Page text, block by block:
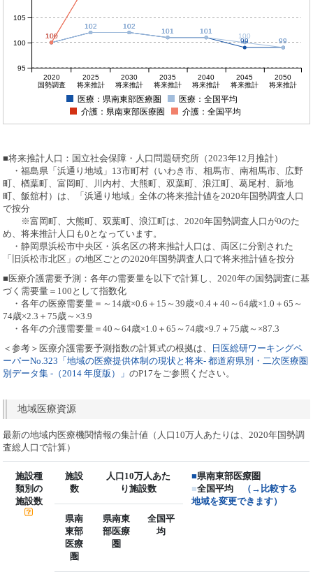
100
102 102
101
101
99
99
100
102 102
101 101
100
99
100
100
2020
国勢調査
2025
将来推計
2030
将来推計
2035
将来推計
2040
将来推計
2045
将来推計
2050
将来推計
100
95
105
医療：県南東部医療圏
医療：全国平均
介護：県南東部医療圏
介護：全国平均
■将来推計人口：国立社会保障・人口問題研究所（2023年12月推計）
・福島県「浜通り地域」13市町村（いわき市、相馬市、南相馬市、広野
町、楢葉町、富岡町、川内村、大熊町、双葉町、浪江町、葛尾村、新地
町、飯舘村）は、「浜通り地域」全体の将来推計値を2020年国勢調査人口
で按分
※富岡町、大熊町、双葉町、浪江町は、2020年国勢調査人口が0のた
め、将来推計人口も0となっています。
・静岡県浜松市中央区・浜名区の将来推計人口は、両区に分割された
「旧浜松市北区」の地区ごとの2020年国勢調査人口で将来推計値を按分
■医療介護需要予測：各年の需要量を以下で計算し、2020年の国勢調査に基
づく需要量＝100として指数化
・各年の医療需要量＝～14歳×0.6＋15～39歳×0.4＋40～64歳×1.0＋65～
74歳×2.3＋75歳～×3.9
・各年の介護需要量＝40～64歳×1.0＋65～74歳×9.7＋75歳～×87.3
＜参考＞医療介護需要予測指数の計算式の根拠は、
日医総研ワーキングペ
ーパーNo.323「地域の医療提供体制の現状と将来- 都道府県別・二次医療圏
別データ集 -（2014 年度版）」のP17をご参照ください。
地域医療資源
最新の地域内医療機関情報の集計値（人口10万人あたりは、2020年国勢調
査総人口で計算）
施設種
類別の
施設数
施設
数
人口10万人あた
り施設数
■県南東部医療圏
■全国平均
（→比較する
地域を変更できます）
県南
東部
医療
圏
県南東
部医療
圏
全国平
均